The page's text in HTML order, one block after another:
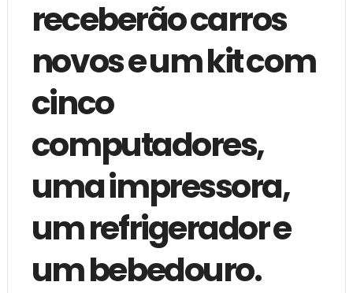
receberão carros
novos e um kit com
cinco
computadores,
uma impressora,
um refrigerador e
um bebedouro.